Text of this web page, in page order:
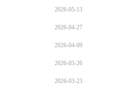
2026-05-13
2026-04-27
2026-04-09
2026-03-26
2026-03-23